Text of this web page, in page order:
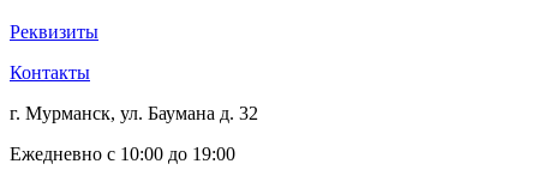
Реквизиты
Контакты
г. Мурманск, ул. Баумана д. 32
Ежедневно с 10:00 до 19:00